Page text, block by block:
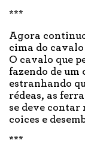
***
Agora
cima do cavalo
O cavalo que
fazendo de
estranhando
rédeas, as
se deve contar
coices e
***